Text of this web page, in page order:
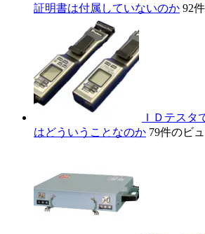
証明書は付属していないのか 92
ＩＤテスタ
はどういうことなのか 79件のビ